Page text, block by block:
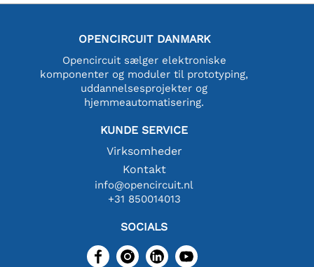
OPENCIRCUIT DANMARK
Opencircuit sælger elektroniske
komponenter og moduler til prototyping,
uddannelsesprojekter og
hjemmeautomatisering.
KUNDE SERVICE
Virksomheder
Kontakt
info@opencircuit.nl
+31 850014013
SOCIALS